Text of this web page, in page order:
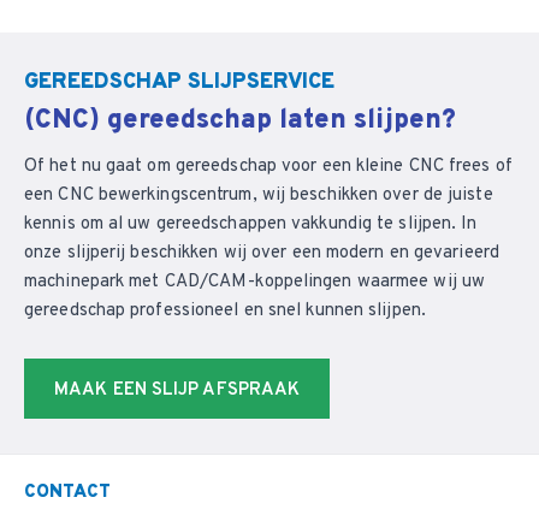
GEREEDSCHAP SLIJPSERVICE
(CNC) gereedschap laten slijpen?
Of het nu gaat om gereedschap voor een kleine CNC frees of
een CNC bewerkingscentrum, wij beschikken over de juiste
kennis om al uw gereedschappen vakkundig te slijpen. In
onze slijperij beschikken wij over een modern en gevarieerd
machinepark met CAD/CAM-koppelingen waarmee wij uw
gereedschap professioneel en snel kunnen slijpen.
MAAK EEN SLIJP AFSPRAAK
CONTACT